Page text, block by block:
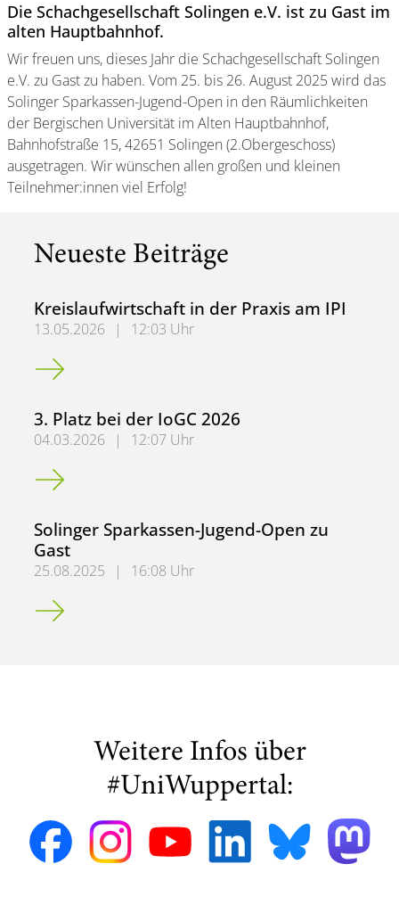
Die Schachgesellschaft Solingen e.V. ist zu Gast im
alten Hauptbahnhof.
Wir freuen uns, dieses Jahr die Schachgesellschaft Solingen
e.V. zu Gast zu haben. Vom 25. bis 26. August 2025 wird das
Solinger Sparkassen-Jugend-Open in den Räumlichkeiten
der Bergischen Universität im Alten Hauptbahnhof,
Bahnhofstraße 15, 42651 Solingen (2.Obergeschoss)
ausgetragen. Wir wünschen allen großen und kleinen
Teilnehmer:innen viel Erfolg!
Neueste Beiträge
Kreislaufwirtschaft in der Praxis am IPI
13.05.2026 |
12:03 Uhr
Kreislaufwirtschaft in der Praxis am IPI
3. Platz bei der IoGC 2026
04.03.2026 |
12:07 Uhr
3. Platz bei der IoGC 2026
Solinger Sparkassen-Jugend-Open zu
Gast
25.08.2025 |
16:08 Uhr
Solinger Sparkassen-Jugend-Open zu Gast
Weitere Infos über
#UniWuppertal: